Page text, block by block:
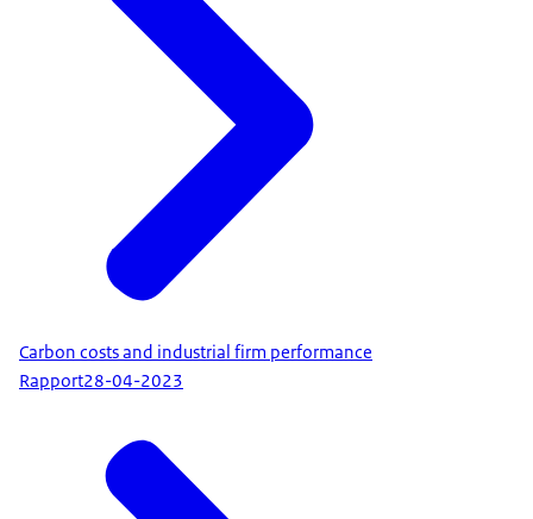
Carbon costs and industrial firm performance
Rapport28-04-2023